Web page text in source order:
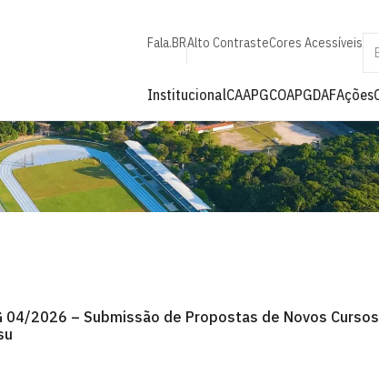
Fala.BRAlto ContrasteCores Acessíveis
InstitucionalCAAPGCOAPGDAFAções
04/2026 – Submissão de Propostas de Novos